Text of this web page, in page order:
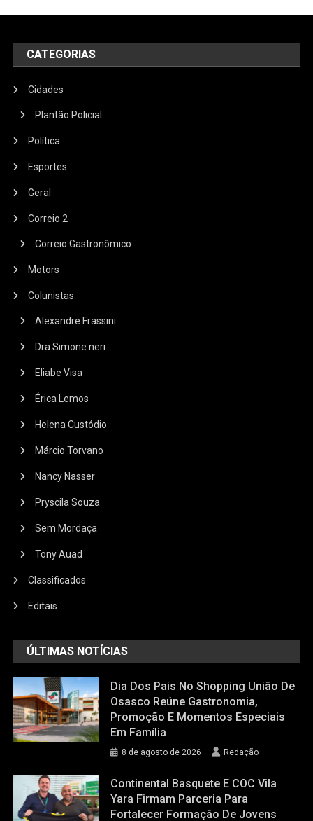
CATEGORIAS
Cidades
Plantão Policial
Política
Esportes
Geral
Correio 2
Correio Gastronômico
Motors
Colunistas
Alexandre Frassini
Dra Simone neri
Eliabe Visa
Érica Lemos
Helena Custódio
Márcio Torvano
Nancy Nasser
Pryscila Souza
Sem Mordaça
Tony Auad
Classificados
Editais
ÚLTIMAS NOTÍCIAS
Dia Dos Pais No Shopping União De
Osasco Reúne Gastronomia,
Promoção E Momentos Especiais
Em Família
8 de agosto de 2026 Redação
Continental Basquete E COC Vila
Yara Firmam Parceria Para
Fortalecer Formação De Jovens